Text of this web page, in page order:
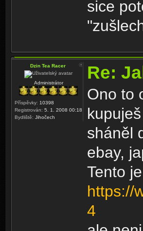
sice
Dzin Tea Racer
Administrátor
Příspěvky: 10398
Registrován: 5. 1. 2008 00:18
Bydliště: Jihočech
Re:
Ono to
sháněl
ebay,
Tento
https://
4